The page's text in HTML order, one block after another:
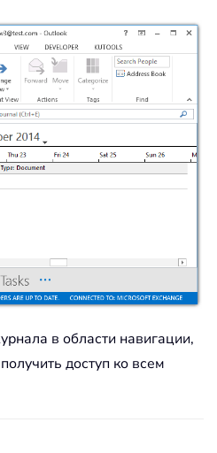
в области навигации,
доступ ко всем